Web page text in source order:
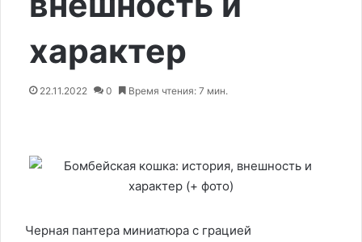
характер
22.11.2022 0 Время чтения: 7 мин.
Черная пантера миниатюра с грацией